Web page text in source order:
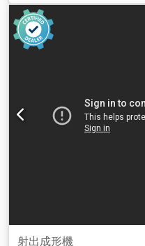
射出成形機